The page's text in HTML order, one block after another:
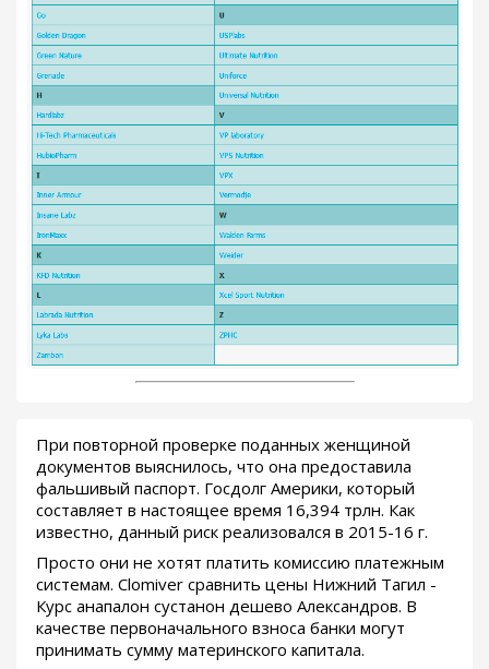
При повторной проверке поданных женщиной
документов выяснилось, что она предоставила
фальшивый паспорт. Госдолг Америки, который
составляет в настоящее время 16,394 трлн. Как
известно, данный риск реализовался в 2015-16 г.
Просто они не хотят платить комиссию платежным
системам. Clomiver сравнить цены Нижний Тагил -
Курс анапалон сустанон дешево Александров. В
качестве первоначального взноса банки могут
принимать сумму материнского капитала.